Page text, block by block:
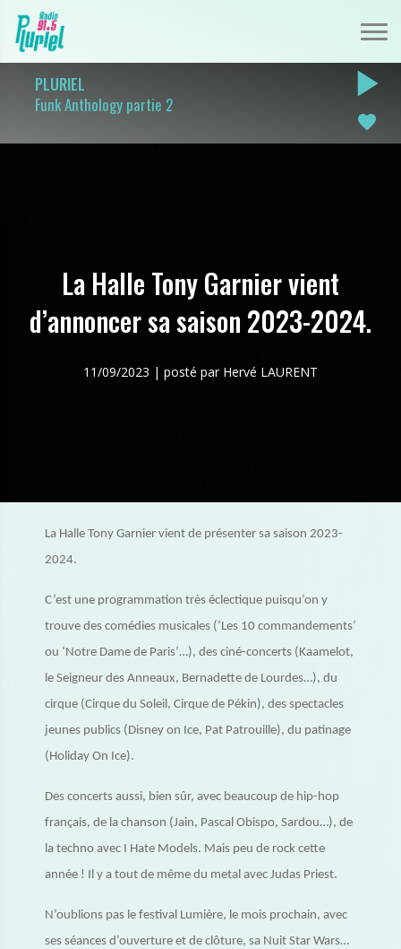
PLURIEL
Funk Anthology partie 2
play_arrow
favorite
La Halle Tony Garnier vient
d’annoncer sa saison 2023-2024.
11/09/2023 | posté par Hervé LAURENT
La Halle Tony Garnier vient de présenter sa saison 2023-
2024.
C’est une programmation très éclectique puisqu’on y
trouve des comédies musicales (‘Les 10 commandements’
ou ‘Notre Dame de Paris’…), des ciné-concerts (Kaamelot,
le Seigneur des Anneaux, Bernadette de Lourdes…), du
cirque (Cirque du Soleil, Cirque de Pékin), des spectacles
jeunes publics (Disney on Ice, Pat Patrouille), du patinage
(Holiday On Ice).
Des concerts aussi, bien sûr, avec beaucoup de hip-hop
français, de la chanson (Jain, Pascal Obispo, Sardou…), de
la techno avec I Hate Models. Mais peu de rock cette
année ! Il y a tout de même du metal avec Judas Priest.
N’oublions pas le festival Lumière, le mois prochain, avec
ses séances d’ouverture et de clôture, sa Nuit Star Wars…